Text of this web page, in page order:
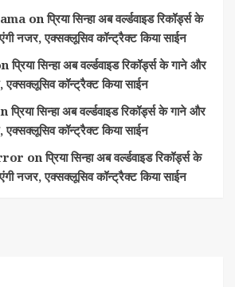
onप्रिया सिन्हा अब वर्ल्डवाइड रिकॉर्ड्स के
नजर, एक्सक्लूसिव कॉन्ट्रैक्ट किया साईन
प्रिया सिन्हा अब वर्ल्डवाइड रिकॉर्ड्स के गाने और
एक्सक्लूसिव कॉन्ट्रैक्ट किया साईन
प्रिया सिन्हा अब वर्ल्डवाइड रिकॉर्ड्स के गाने और
एक्सक्लूसिव कॉन्ट्रैक्ट किया साईन
onप्रिया सिन्हा अब वर्ल्डवाइड रिकॉर्ड्स के
नजर, एक्सक्लूसिव कॉन्ट्रैक्ट किया साईन